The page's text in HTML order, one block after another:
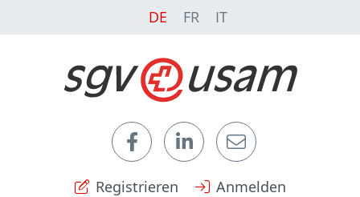
DE FR IT
Registrieren Anmelden